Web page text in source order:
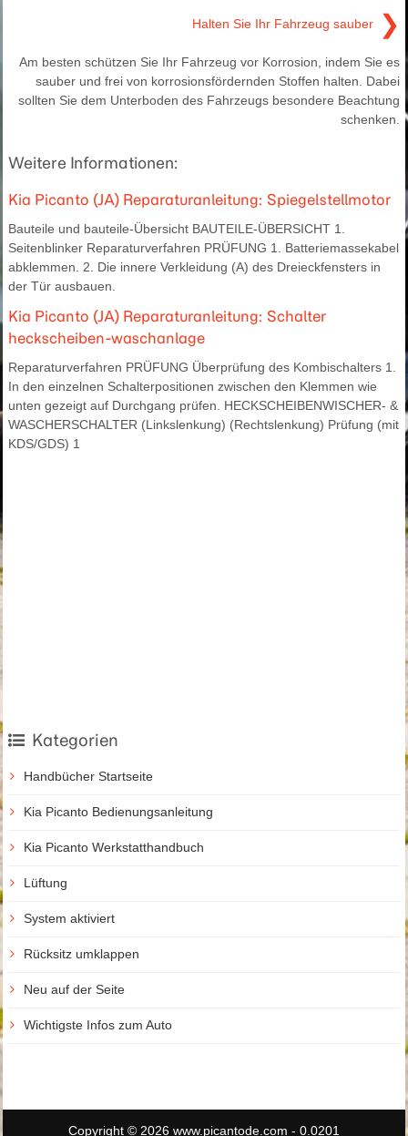
Halten Sie Ihr Fahrzeug sauber ❯
Am besten schützen Sie Ihr Fahrzeug vor Korrosion, indem Sie es
sauber und frei von korrosionsfördernden Stoffen halten. Dabei
sollten Sie dem Unterboden des Fahrzeugs besondere Beachtung
schenken.
Weitere Informationen:
Kia Picanto (JA) Reparaturanleitung: Spiegelstellmotor
Bauteile und bauteile-Übersicht BAUTEILE-ÜBERSICHT 1.
Seitenblinker Reparaturverfahren PRÜFUNG 1. Batteriemassekabel
abklemmen. 2. Die innere Verkleidung (A) des Dreieckfensters in
der Tür ausbauen.
Kia Picanto (JA) Reparaturanleitung: Schalter
heckscheiben-waschanlage
Reparaturverfahren PRÜFUNG Überprüfung des Kombischalters 1.
In den einzelnen Schalterpositionen zwischen den Klemmen wie
unten gezeigt auf Durchgang prüfen. HECKSCHEIBENWISCHER- &
WASCHERSCHALTER (Linkslenkung) (Rechtslenkung) Prüfung (mit
KDS/GDS) 1
Kategorien
Handbücher Startseite
Kia Picanto Bedienungsanleitung
Kia Picanto Werkstatthandbuch
Lüftung
System aktiviert
Rücksitz umklappen
Neu auf der Seite
Wichtigste Infos zum Auto
Copyright © 2026 www.picantode.com - 0.0201